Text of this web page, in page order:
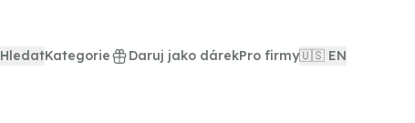
HledatKategorie Daruj jako dárekPro firmy🇺🇸 EN